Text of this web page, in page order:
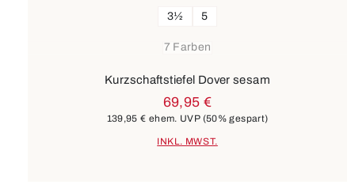
7 Farben
3½ 5
Kurzschaftstiefel Dover sesam
69,95 €
139,95 € ehem. UVP (50% gespart)
INKL. MWST.